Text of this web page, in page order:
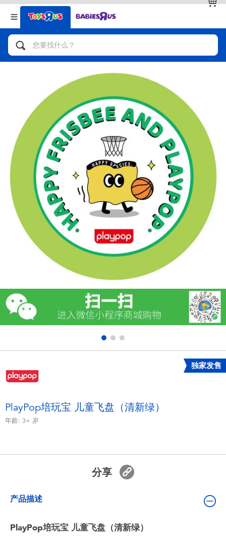
返回
分类目录
人气英雄，角色扮演，射击玩具
自行车，滑板车，骑乘车
拼砌组合及乐高LEGO
玩具车，货车，火车及遥控系列
手工艺，文具，蜡笔，泥胶，画板
娃娃，芭比，收藏公仔
电子玩具
游戏及拼图系列
益智学习玩具
户外及运动产品
模仿，化妆及造型系列
毛绒公仔玩具
返回
品牌
查看全部
独家发售
PlayPop培玩宝 儿童飞盘（清新绿）
年龄: 3+ 岁
分享
产品描述
PlayPop培玩宝 儿童飞盘（清新绿）